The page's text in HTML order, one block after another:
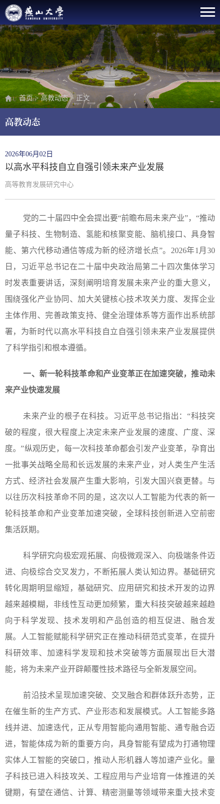
首页>高教动态> 正文
高教动态
2026年06月02日
以高水平科技自立自强引领未来产业发展
高等教育发展研究中心
党的二十届四中全会提出要“前瞻布局未来产业”，“推动
量子科技、生物制造、氢能和核聚变能、脑机接口、具身智
能、第六代移动通信等成为新的经济增长点”。2026年1月30
日，习近平总书记在二十届中央政治局第二十四次集体学习
时发表重要讲话，深刻阐明培育发展未来产业的重大意义，
围绕强化产业协同、加大关键核心技术攻关力度、发挥企业
主体作用、完善政策支持、健全治理体系等方面作出系统部
署，为新时代以高水平科技自立自强引领未来产业发展提供
了科学指引和根本遵循。
一、新一轮科技革命和产业变革正在加速突破，推动未
来产业快速发展
未来产业的根子在科技。习近平总书记指出：“科技突
破的程度，很大程度上决定未来产业发展的速度、广度、深
度。”纵观历史，每一次科技革命都会引发产业变革，孕育出
一批事关战略全局和长远发展的未来产业，对人类生产生活
方式、经济社会发展产生重大影响，引发大国兴衰更替。与
以往历次科技革命不同的是，这次以人工智能为代表的新一
轮科技革命和产业变革加速突破，全球科技创新进入空前密
集活跃期。
科学研究向极宏观拓展、向极微观深入、向极端条件迈
进、向极综合交叉发力，不断拓展人类认知边界。基础研究
转化周期明显缩短，基础研究、应用研究和技术开发的边界
越来越模糊，非线性互动更加频繁，重大科技突破越来越趋
向于科学发现、技术发明和产品创造的相互促进、融合发
展。人工智能赋能科学研究正在推动科研范式变革，在提升
科研效率、加速科学发现和技术突破等方面展现出巨大潜
能，将为未来产业开辟颠覆性技术路径与全新发展空间。
前沿技术呈现加速突破、交叉融合和群体跃升态势，正
在催生新的生产方式、产业形态和发展模式。人工智能多路
线并进、加速迭代，正从专用智能向通用智能、通专融合迈
进，智能体成为新的重要方向，具身智能有望成为打通物理
实体人工智能的突破口，推动人形机器人等加速产业化。量
子科技已进入科技攻关、工程应用与产业培育一体推进的关
键期，有望在通信、计算、精密测量等领域带来重大技术变